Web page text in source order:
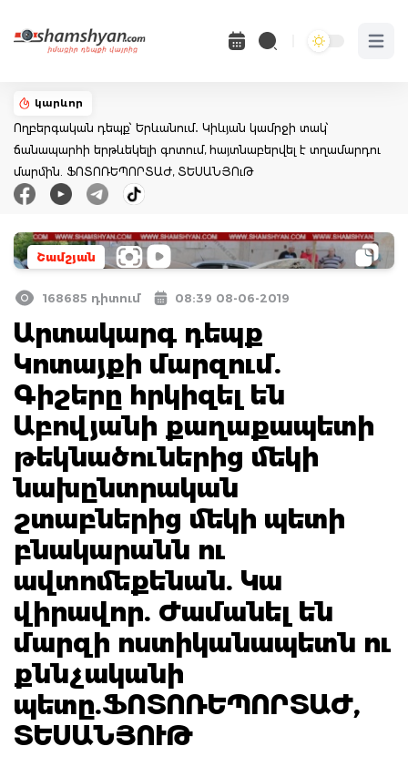
Open
կարևոր
Ողբերգական դեպք՝ Երևանում․ Կիևյան կամրջի տակ՝
ճանապարհի երթևեկելի գոտում, հայտնաբերվել է տղամարդու
մարմին. ՖՈՏՈՌԵՊՈՐՏԱԺ, ՏԵՍԱՆՅՈւԹ
Շամշյան
168685 դիտում 08:39 08-06-2019
Արտակարգ դեպք
Կոտայքի մարզում.
Գիշերը հրկիզել են
Աբովյանի քաղաքապետի
թեկնածուներից մեկի
նախընտրական
շտաբներից մեկի պետի
բնակարանն ու
ավտոմեքենան. Կա
վիրավոր. Ժամանել են
մարզի ոստիկանապետն ու
քննչականի
պետը.ՖՈՏՈՌԵՊՈՐՏԱԺ,
ՏԵՍԱՆՅՈՒԹ